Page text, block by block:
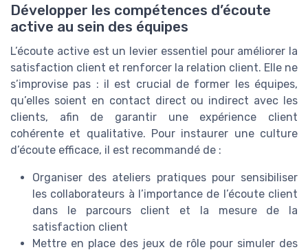
Développer les compétences d’écoute
active au sein des équipes
L’écoute active est un levier essentiel pour améliorer la
satisfaction client et renforcer la relation client. Elle ne
s’improvise pas : il est crucial de former les équipes,
qu’elles soient en contact direct ou indirect avec les
clients, afin de garantir une expérience client
cohérente et qualitative. Pour instaurer une culture
d’écoute efficace, il est recommandé de :
Organiser des ateliers pratiques pour sensibiliser
les collaborateurs à l’importance de l’écoute client
dans le parcours client et la mesure de la
satisfaction client
Mettre en place des jeux de rôle pour simuler des